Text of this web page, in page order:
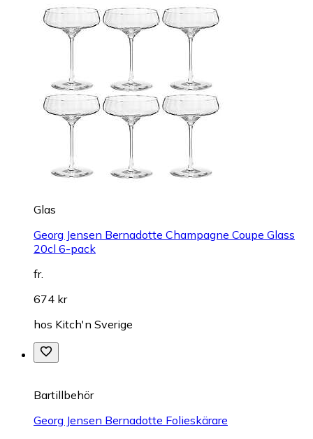
Glas
Georg Jensen Bernadotte Champagne Coupe Glass
20cl 6-pack
fr.
674 kr
hos Kitch'n Sverige
Bartillbehör
Georg Jensen Bernadotte Folieskärare